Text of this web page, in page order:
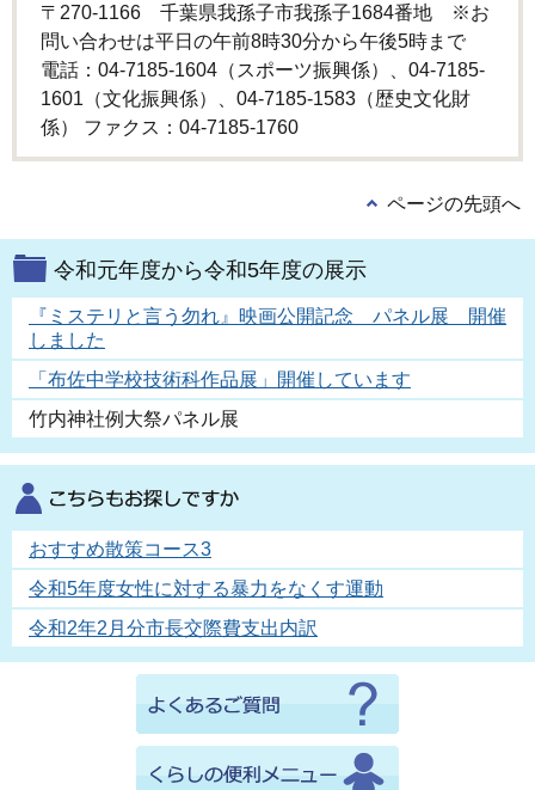
〒270-1166 千葉県我孫子市我孫子1684番地 ※お
問い合わせは平日の午前8時30分から午後5時まで
電話：04-7185-1604（スポーツ振興係）、04-7185-
1601（文化振興係）、04-7185-1583（歴史文化財
係） ファクス：04-7185-1760
ページの先頭へ
令和元年度から令和5年度の展示
『ミステリと言う勿れ』映画公開記念 パネル展 開催
しました
「布佐中学校技術科作品展」開催しています
竹内神社例大祭パネル展
おすすめ散策コース3
令和5年度女性に対する暴力をなくす運動
令和2年2月分市長交際費支出内訳